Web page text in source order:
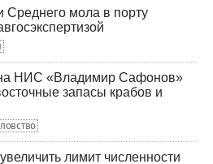
Среднего мола в порту
НИС «Владимир Сафонов»
запасы крабов и
лимит численности